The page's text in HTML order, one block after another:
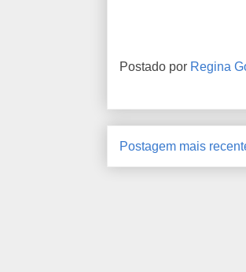
Postado por Regina
Postagem mais